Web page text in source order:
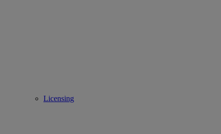
Licensing